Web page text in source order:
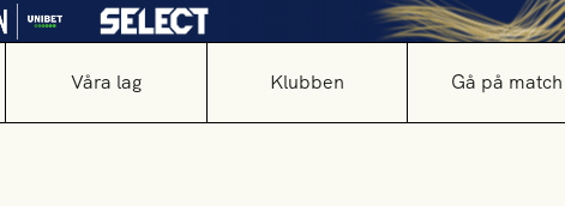
Våra lag Klubben Gå på match